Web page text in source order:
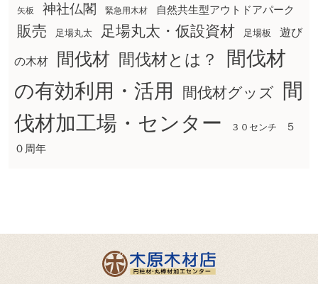
矢板 神社仏閣 緊急用木材 自然共生型アウトドアパーク
販売 足場丸太 足場丸太・仮設資材 足場板 遊び
の木材 間伐材 間伐材とは？
間伐材
の有効利用・活用
間伐材グッズ
間
伐材加工場・センター
３０センチ
５
０周年